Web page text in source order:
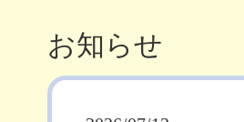
お知らせ